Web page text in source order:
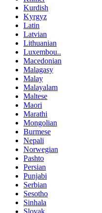
Kurdish
Kyrgyz
Latin
Latvian
Lithuanian
Luxembou..
Macedonian
Malagasy
Malay
Malayalam
Maltese
Maori
Marathi
Mongolian
Burmese
Nepali
Norwegian
Pashto
Persian
Punjabi
Serbian
Sesotho
Sinhala